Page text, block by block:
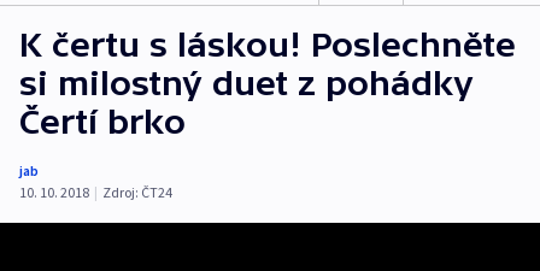
K čertu s láskou! Poslechněte
si milostný duet z pohádky
Čertí brko
jab
10. 10. 2018 | Zdroj: ČT24